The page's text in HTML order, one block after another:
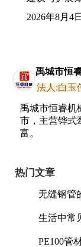
2026年8月4日
禹城市恒
法人:白玉
禹城市恒睿机
市，主营铧式
富。
热门文章
无缝钢管
生活中常
PE100管